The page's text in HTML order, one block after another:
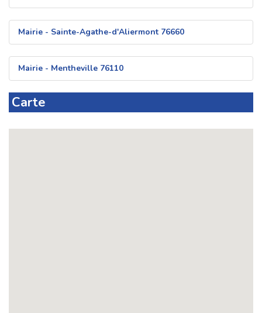
Mairie - Sainte-Agathe-d'Aliermont 76660
Mairie - Mentheville 76110
Carte